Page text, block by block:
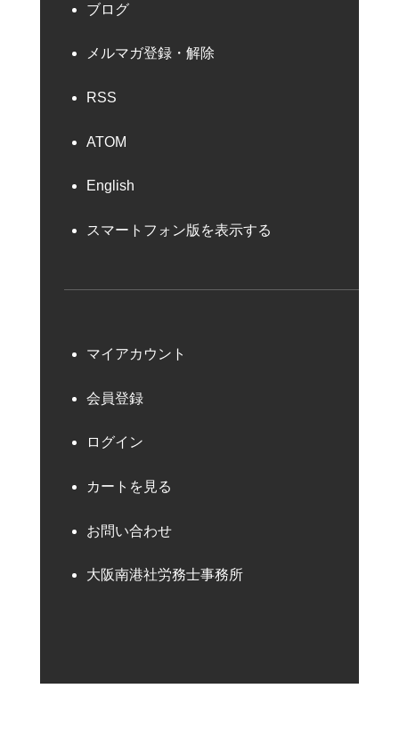
ブログ
メルマガ登録・解除
RSS
ATOM
English
スマートフォン版を表示する
マイアカウント
会員登録
ログイン
カートを見る
お問い合わせ
大阪南港社労務士事務所